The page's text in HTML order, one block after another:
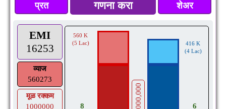
प्रत शेअर
EMI
16253
व्याज
560273
मूळ रक्कम
1000000
560 K
(5 Lac)
8
1,000,000
416 K
(4 Lac)
6